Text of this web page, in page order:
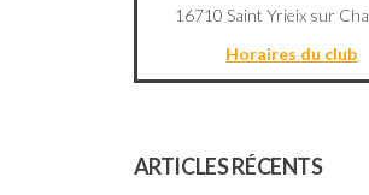
16710 Saint Yrieix sur
Horaires du club
+
ARTICLES RÉCENTS